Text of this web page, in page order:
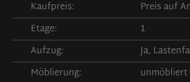
Kaufpreis:
Preis auf
Etage:
1
Aufzug:
Ja,
Möblierung:
unmöbliert